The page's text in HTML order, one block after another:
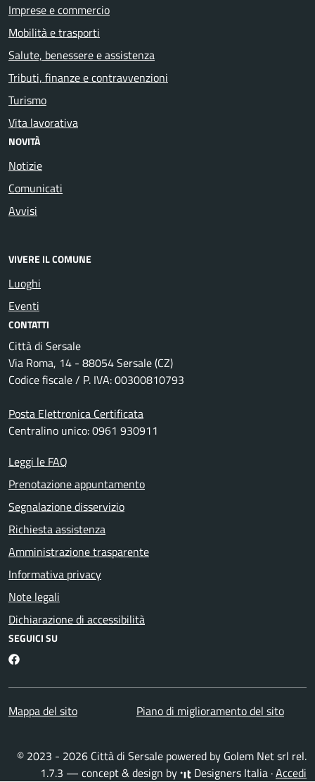
Imprese e commercio
Mobilità e trasporti
Salute, benessere e assistenza
Tributi, finanze e contravvenzioni
Turismo
Vita lavorativa
NOVITÀ
Notizie
Comunicati
Avvisi
VIVERE IL COMUNE
Luoghi
Eventi
CONTATTI
Città di Sersale
Via Roma, 14 - 88054 Sersale (CZ)
Codice fiscale / P. IVA: 00300810793
Posta Elettronica Certificata
Centralino unico: 0961 930911
Leggi le FAQ
Prenotazione appuntamento
Segnalazione disservizio
Richiesta assistenza
Amministrazione trasparente
Informativa privacy
Note legali
Dichiarazione di accessibilità
SEGUICI SU
Facebook
Mappa del sito Piano di miglioramento del sito
© 2023 - 2026 Città di Sersale powered by Golem Net srl rel.
1.7.3 — concept & design by
Designers Italia ·Accedi